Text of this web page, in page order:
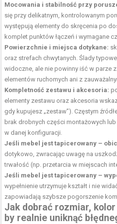
Mocowania i stabilność przy
się przy delikatnym, kontrolowanym
występują elementy do skręcenia po
komplet punktów łączeń i wymagane
Powierzchnie i miejsca dotykane:
oraz strefach chwytanych. Ślady
widoczne, ale nie powinny iść w parze
elementów ruchomych ani z
Kompletność zestawu i akcesoria:
elementy zestawu oraz akcesoria
gdy kupujesz „zestaw”). Częstym
brak drobnych części montażowych
w danej konfiguracji.
Jeśli mebel jest tapicerowany –
dotykowo, zwracając uwagę na
trwałość (np. przetarcia w miejscach
Jeśli mebel jest tapicerowany –
wypełnienie utrzymuje kształt i nie
zapowiadają szybsze pogorszenie
Jak dobrać rozmiar,
by realnie uniknąć